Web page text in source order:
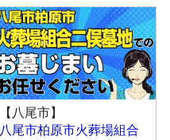
【八尾市】
八尾市柏原市火葬場組合